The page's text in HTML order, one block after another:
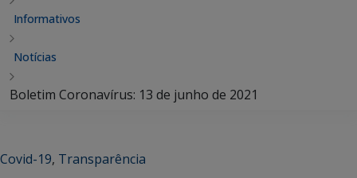
Informativos
Notícias
Boletim Coronavírus: 13 de junho de 2021
Covid-19, Transparência